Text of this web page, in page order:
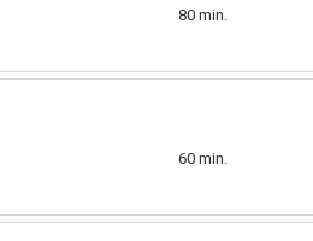
80 min.
60 min.